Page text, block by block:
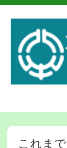
これま